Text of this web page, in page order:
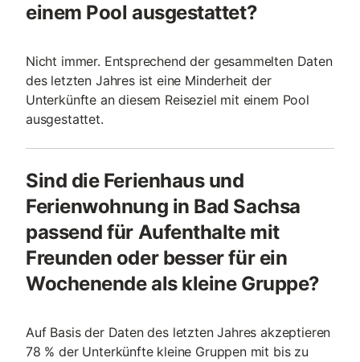
einem Pool ausgestattet?
Nicht immer. Entsprechend der gesammelten Daten
des letzten Jahres ist eine Minderheit der
Unterkünfte an diesem Reiseziel mit einem Pool
ausgestattet.
Sind die Ferienhaus und
Ferienwohnung in Bad Sachsa
passend für Aufenthalte mit
Freunden oder besser für ein
Wochenende als kleine Gruppe?
Auf Basis der Daten des letzten Jahres akzeptieren
78 % der Unterkünfte kleine Gruppen mit bis zu